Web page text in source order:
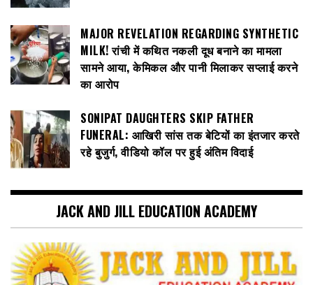
MAJOR REVELATION REGARDING SYNTHETIC
MILK! रांची में कथित नकली दूध बनाने का मामला
सामने आया, केमिकल और पानी मिलाकर सप्लाई करने
का आरोप
SONIPAT DAUGHTERS SKIP FATHER
FUNERAL: आखिरी सांस तक बेटियों का इंतजार करते
रहे बुजुर्ग, वीडियो कॉल पर हुई अंतिम विदाई
JACK AND JILL EDUCATION ACADEMY